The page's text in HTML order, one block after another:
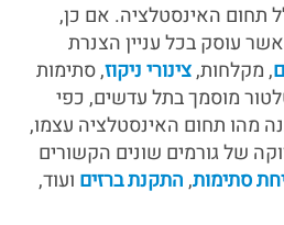
תחום האינסטלציה. אם כן,
עוסק בכל עניין הצנרת
, מקלחות,צינורי ניקוז, סתימות
מוסמך בתל עדשים, כפי
מהו תחום האינסטלציה עצמו,
של גורמים שונים הקשורים
סתימות,התקנת ברזים ועוד,